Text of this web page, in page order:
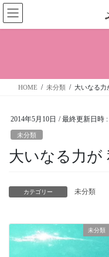
コ
ン
テ
ス
ナ
ビ
ゲ
ン
HOME 未分類 大いなる力
2014年5月10日 / 最終更新日時 :
未分類
大いなる力が
カテゴリー 未分類
未分類